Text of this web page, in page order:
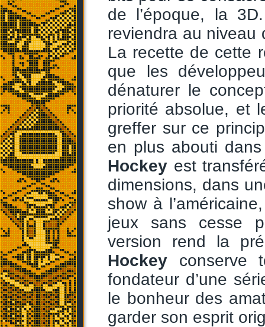
de l’époque, la
reviendra au niveau
La recette de cette
que les
dénaturer le
priorité absolue, et
greffer sur ce
en plus abouti
Hockey est
dimensions, dans
show à
jeux sans cesse
version rend la
Hockey conserve
fondateur d’une
le bonheur des
garder son esprit